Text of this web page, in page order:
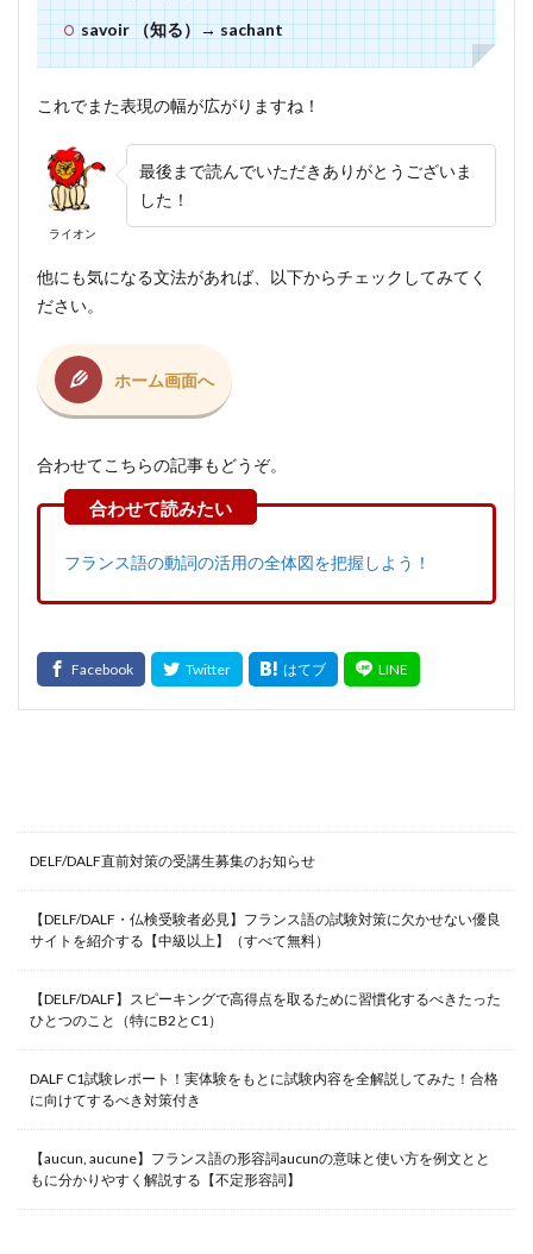
savoir （知る）→ sachant
これでまた表現の幅が広がりますね！
ライオン
最後まで読んでいただきありがとうございま
した！
他にも気になる文法があれば、以下からチェックしてみてく
ださい。
ホーム画面へ
合わせてこちらの記事もどうぞ。
フランス語の動詞の活用の全体図を把握しよう！
DELF/DALF直前対策の受講生募集のお知らせ
【DELF/DALF・仏検受験者必見】フランス語の試験対策に欠かせない優良
サイトを紹介する【中級以上】（すべて無料）
【DELF/DALF】スピーキングで高得点を取るために習慣化するべきたった
ひとつのこと（特にB2とC1）
DALF C1試験レポート！実体験をもとに試験内容を全解説してみた！合格
に向けてするべき対策付き
【aucun, aucune】フランス語の形容詞aucunの意味と使い方を例文とと
もに分かりやすく解説する【不定形容詞】